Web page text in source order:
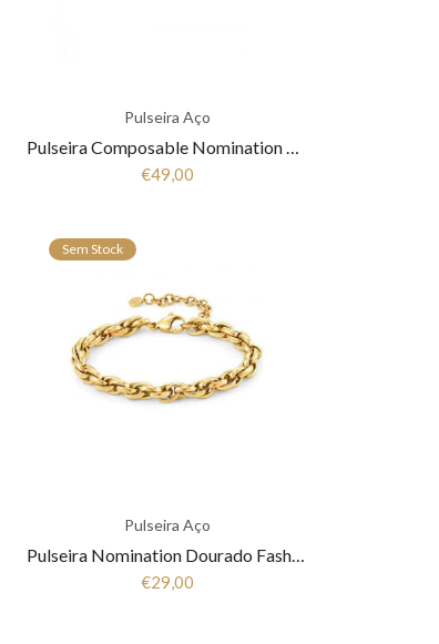
Pulseira Aço
Pulseira Composable Nomination Glam Duplo Branco 239101/22
€49,00
Sem Stock
Pulseira Aço
Pulseira Nomination Dourado Fashion Silhouette 028500/012
€29,00